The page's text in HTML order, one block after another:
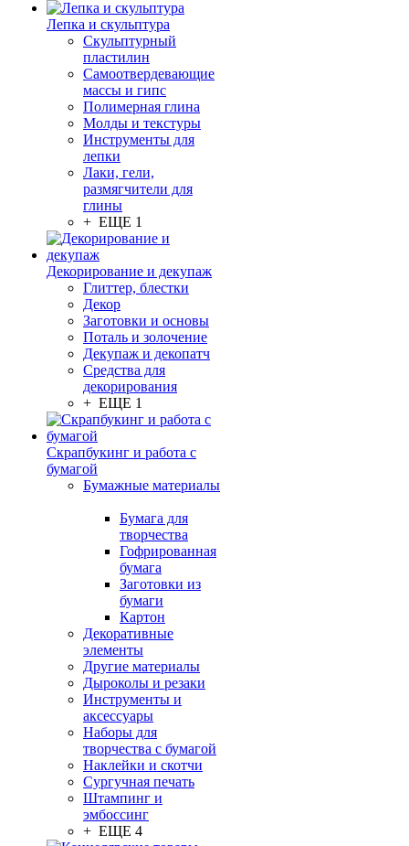
Лепка и скульптура
Скульптурный
пластилин
Самоотвердевающие
массы и гипс
Полимерная глина
Молды и текстуры
Инструменты для
лепки
Лаки, гели,
размягчители для
глины
+ ЕЩЕ 1
Декорирование и декупаж
Глиттер, блестки
Декор
Заготовки и основы
Поталь и золочение
Декупаж и декопатч
Средства для
декорирования
+ ЕЩЕ 1
Скрапбукинг и работа с
бумагой
Бумажные материалы
Бумага для
творчества
Гофрированная
бумага
Заготовки из
бумаги
Картон
Декоративные
элементы
Другие материалы
Дыроколы и резаки
Инструменты и
аксессуары
Наборы для
творчества с бумагой
Наклейки и скотчи
Сургучная печать
Штампинг и
эмбоссинг
+ ЕЩЕ 4